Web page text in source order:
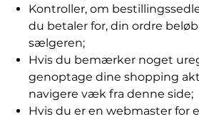
Kontroller, om
du betaler for, din ordre
sælgeren;
Hvis du bemærker noget
genoptage dine shopping
navigere væk fra denne side;
Hvis du er en webmaster for